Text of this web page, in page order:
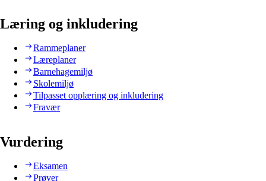
Læring og inkludering
Rammeplaner
Læreplaner
Barnehagemiljø
Skolemiljø
Tilpasset opplæring og inkludering
Fravær
Vurdering
Eksamen
Prøver